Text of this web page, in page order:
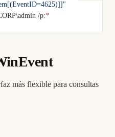
/p:*
más flexible para consultas